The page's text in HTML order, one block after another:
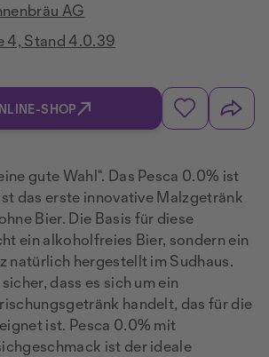
AG
4, Stand 4.0.39
SHOP
gute Wahl“. Das Pesca 0.0% ist
das erste innovative Malzgetränk
Bier. Die Basis für diese
ein alkoholfreies Bier, sondern ein
natürlich hergestellt im Sudhaus.
dass es sich um ein
handelt, das für die
ist. Pesca 0.0% mit
ist der ideale